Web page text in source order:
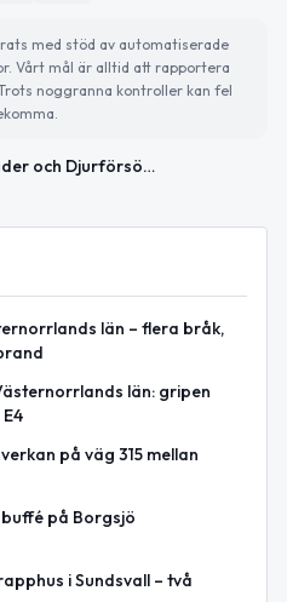
med stöd av automatiserade
Vårt mål är alltid att rapportera
noggranna kontroller kan fel
Dagens väder och Djurförsökens dag i fokus
län – flera bråk,
län: gripen
på väg 315 mellan
på Borgsjö
i Sundsvall – två